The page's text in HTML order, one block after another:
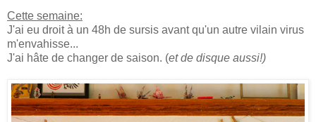
Cette semaine:
J'ai eu droit à un 48h de sursis avant qu'un autre vilain virus
m'envahisse...
J'ai hâte de changer de saison. (et de disque aussi!)